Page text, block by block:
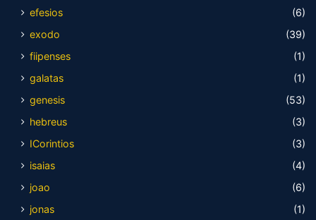
efesios
(6)
exodo
(39)
fiipenses
(1)
galatas
(1)
genesis
(53)
hebreus
(3)
ICorintios
(3)
isaias
(4)
joao
(6)
jonas
(1)